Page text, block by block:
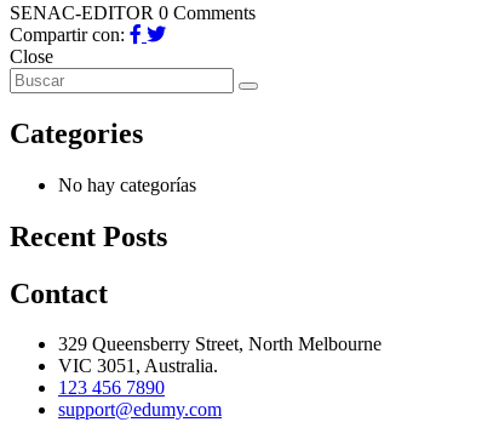
SENAC-EDITOR 0 Comments
Compartir con:
Close
Categories
No hay categorías
Recent Posts
Contact
329 Queensberry Street, North Melbourne
VIC 3051, Australia.
123 456 7890
support@edumy.com